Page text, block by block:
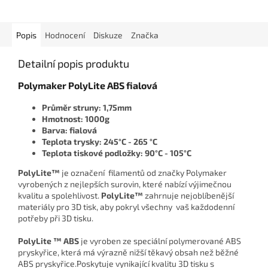
Popis Hodnocení Diskuze Značka
Detailní popis produktu
Polymaker PolyLite ABS fialová
Průměr struny: 1,75mm
Hmotnost: 1000g
Barva: fialová
Teplota trysky: 245°C - 265 °C
Teplota tiskové podložky: 90°C - 105°C
PolyLite™ je označení filamentů od značky Polymaker
vyrobených z nejlepších surovin, které nabízí výjimečnou
kvalitu a spolehlivost. PolyLite™ zahrnuje nejoblíbenější
materiály pro 3D tisk, aby pokryl všechny vaš každodenní
potřeby při 3D tisku.
PolyLite ™ ABS je vyroben ze speciální polymerované ABS
pryskyřice, která má výrazně nižší těkavý obsah než běžné
ABS pryskyřice.Poskytuje vynikající kvalitu 3D tisku s